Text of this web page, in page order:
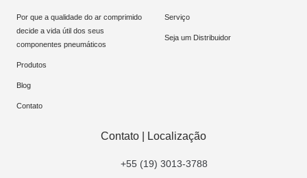
Por que a qualidade do ar comprimido
decide a vida útil dos seus
componentes pneumáticos
Produtos
Blog
Contato
Serviço
Seja um Distribuidor
Contato | Localização
+55 (19) 3013-3788